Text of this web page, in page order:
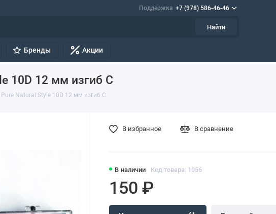
Поддержка +7 (978) 586-46-46
Найти
Бренды Акции
10D 12 мм изгиб С
Natural Style 10D 12 мм изгиб С
В наличии Код товара: 1056
150 ₽
В избранное В сравнение